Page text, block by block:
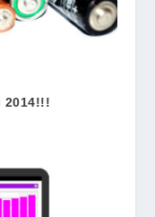
2014!!!